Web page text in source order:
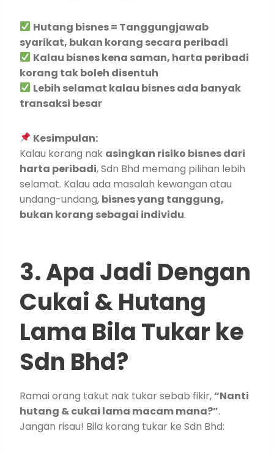
Hutang bisnes = Tanggungjawab
syarikat, bukan korang secara peribadi
Kalau bisnes kena saman, harta peribadi
korang tak boleh disentuh
Lebih selamat kalau bisnes ada banyak
transaksi besar
Kesimpulan:
Kalau korang nak asingkan risiko bisnes dari
harta peribadi, Sdn Bhd memang pilihan lebih
selamat. Kalau ada masalah kewangan atau
undang-undang, bisnes yang tanggung,
bukan korang sebagai individu.
3. Apa Jadi Dengan
Cukai & Hutang
Lama Bila Tukar ke
Sdn Bhd?
Ramai orang takut nak tukar sebab fikir,“Nanti
hutang & cukai lama macam mana?”.
Jangan risau! Bila korang tukar ke Sdn Bhd: